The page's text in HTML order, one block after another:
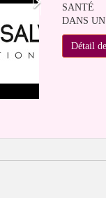
SANTÉ
DANS
Détail